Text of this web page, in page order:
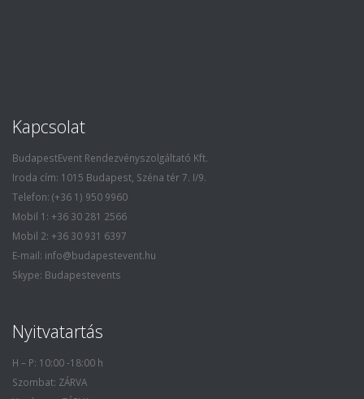
Kapcsolat
BudapestEvent Rendezvényszolgáltató Kft.
Iroda cím: 1015 Budapest, Széna tér 7. I/9.
Telefon: (+36 1) 950 9960
Mobil 1: +36 30 281 2566
Mobil 2: +36 30 931 6397
E-mail: info@budapestevent.hu
Skype: Budapestevents
Nyitvatartás
H – P: 10:00 -18:00 h
Szombat: ZÁRVA